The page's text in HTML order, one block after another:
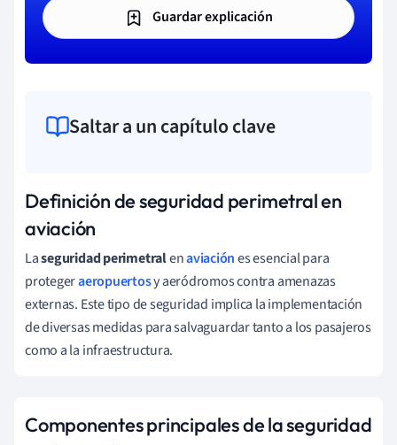
Guardar explicación
Saltar a un capítulo clave
Definición de seguridad perimetral en
aviación
Laseguridad perimetralenaviaciónes esencial para
protegeraeropuertosy aeródromos contra amenazas
externas. Este tipo de seguridad implica la implementación
de diversas medidas para salvaguardar tanto a los pasajeros
como a la infraestructura.
Componentes principales de la seguridad